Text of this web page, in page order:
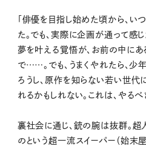
「俳優を目指し始めた頃から、い
た。でも、実際に企画が通って感
夢を叶える覚悟が、お前の中にあ
で……。でも、うまくやれたら、少
ろうし、原作を知らない若い世代
れるかもしれない。これは、やるべ
裏社会に通じ、銃の腕は抜群。超
のという超一流スイーパー（始末